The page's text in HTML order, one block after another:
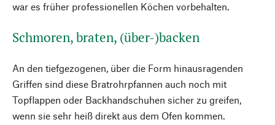
war es früher professionellen Köchen vorbehalten.
Schmoren, braten, (über-)backen
An den tiefgezogenen, über die Form hinausragenden
Griffen sind diese Bratrohrpfannen auch noch mit
Topflappen oder Backhandschuhen sicher zu greifen,
wenn sie sehr heiß direkt aus dem Ofen kommen.